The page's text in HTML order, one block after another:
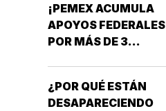
¡PEMEX ACUMULA
APOYOS FEDERALES
POR MÁS DE 3
¿POR QUÉ ESTÁN
DESAPARECIENDO